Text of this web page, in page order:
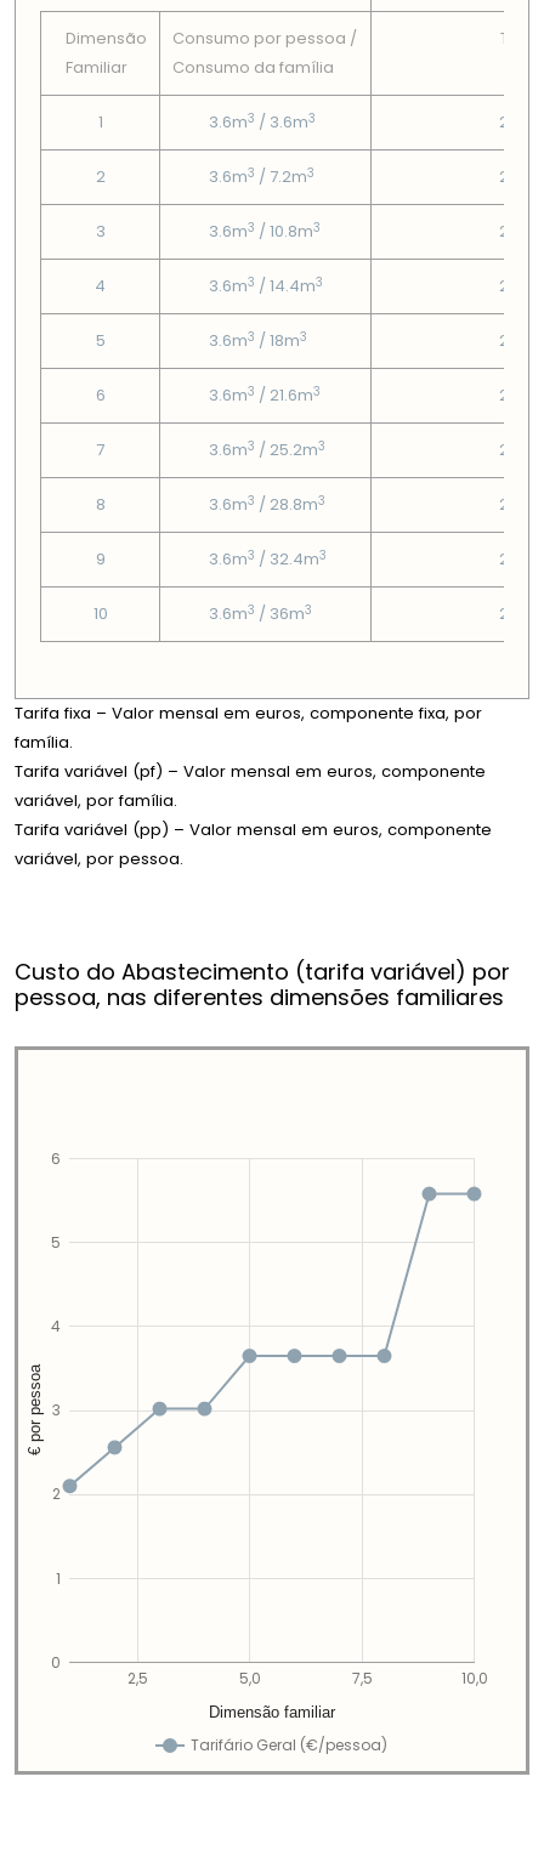
Dimensão
Familiar
Consumo por pessoa /
Consumo da famí­lia
Tarifa
1 3.6m3 / 3.6m3 2.53€
2 3.6m3 / 7.2m3 2.53€
3 3.6m3 / 10.8m3 2.53€
4 3.6m3 / 14.4m3 2.53€
5 3.6m3 / 18m3 2.53€
6 3.6m3 / 21.6m3 2.53€
7 3.6m3 / 25.2m3 2.53€
8 3.6m3 / 28.8m3 2.53€
9 3.6m3 / 32.4m3 2.53€
10 3.6m3 / 36m3 2.53€
Tarifa fixa – Valor mensal em euros, componente fixa, por
família.
Tarifa variável (pf) – Valor mensal em euros, componente
variável, por família.
Tarifa variável (pp) – Valor mensal em euros, componente
variável, por pessoa.
Custo do Abastecimento (tarifa variável) por
pessoa, nas diferentes dimensões familiares
Tarifário Geral (€/pessoa)
2,5 5,0 7,5 10,0
0
1
2
3
4
5
6
Dimensão familiar
€ por pessoa